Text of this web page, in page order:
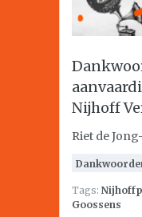
Nijhoff
Riet de
Tags:
Goossens